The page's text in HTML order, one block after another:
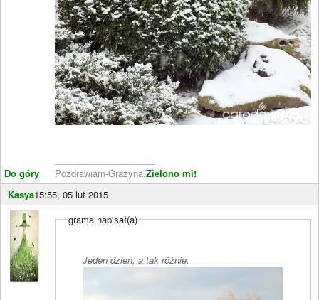
Do góry
Pozdrawiam-Grażyna.Zielono mi!
Kasya15:55, 05 lut 2015
grama napisał(a)
Jeden dzień, a tak różnie.